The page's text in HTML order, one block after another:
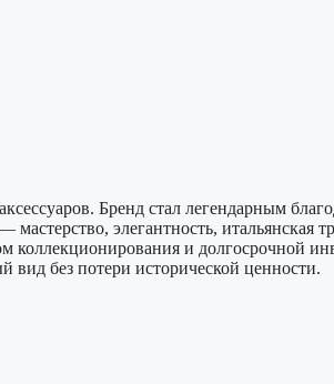
Бренд стал легендарным
элегантность, итальянская
и долгосрочной
вид без потери исторической ценности.